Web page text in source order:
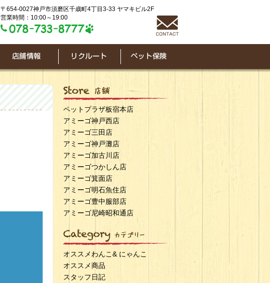
〒654-0027神戸市須磨区千歳町4丁目3-33 ヤマキビル2F
営業時間：10:00～19:00
ペットプラザ板宿本店
アミーゴ神戸西店
アミーゴ三田店
アミーゴ神戸灘店
アミーゴ加古川店
アミーゴつかしん店
アミーゴ箕面店
アミーゴ明石魚住店
アミーゴ豊中服部店
アミーゴ尼崎昭和通店
オススメわんこ& にゃんこ
オススメ商品
スタッフ日記